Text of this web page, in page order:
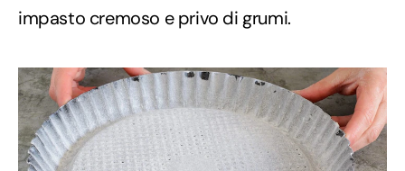
impasto cremoso e privo di grumi.